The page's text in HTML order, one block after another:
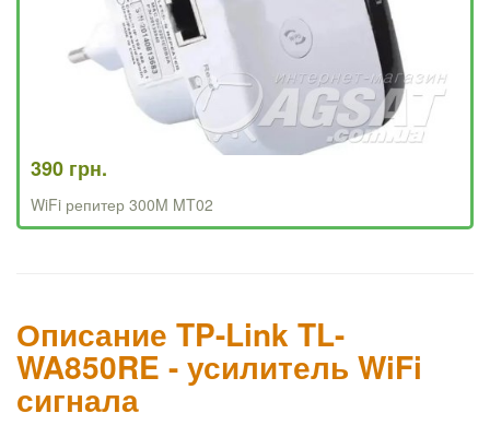
390 грн.
WiFi репитер 300M MT02
Описание TP-Link TL-
WA850RE - усилитель WiFi
сигнала